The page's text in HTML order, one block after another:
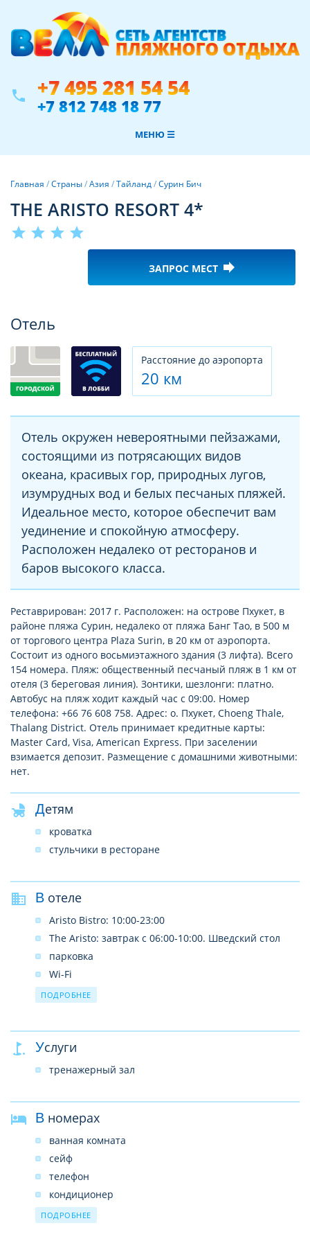
phone +7 495 281 54 54
+7 812 748 18 77
МЕНЮ ☰
Главная /Страны/Азия /Тайланд/Сурин Бич
THE ARISTO RESORT 4*
star star star star
ЗАПРОС МЕСТ forward
Отель
Расстояние до аэропорта
20 км
Отель окружен невероятными пейзажами,
состоящими из потрясающих видов
океана, красивых гор, природных лугов,
изумрудных вод и белых песчаных пляжей.
Идеальное место, которое обеспечит вам
уединение и спокойную атмосферу.
Расположен недалеко от ресторанов и
баров высокого класса.
Реставрирован: 2017 г. Расположен: на острове Пхукет, в
районе пляжа Сурин, недалеко от пляжа Банг Тао, в 500 м
от торгового центра Plaza Surin, в 20 км от аэропорта.
Состоит из одного восьмиэтажного здания (3 лифта). Всего
154 номера. Пляж: общественный песчаный пляж в 1 км от
отеля (3 береговая линия). Зонтики, шезлонги: платно.
Автобус на пляж ходит каждый час с 09:00. Номер
телефона: +66 76 608 758. Адрес: о. Пхукет, Choeng Thale,
Thalang District. Отель принимает кредитные карты:
Master Card, Visa, American Express. При заселении
взимается депозит. Размещение с домашними животными:
нет.
Детям
кроватка
стульчики в ресторане
В отеле
Aristo Bistro: 10:00-23:00
The Aristo: завтрак с 06:00-10:00. Шведский стол
парковка
Wi-Fi
3 открытых бассейна с пресной водой: на 1ом
этаже (25 кв.м), на 2ом этаже (35 кв.м), на 8ом этаже
ПОДРОБНЕЕ
Услуги
тренажерный зал
В номерах
ванная комната
сейф
телефон
кондиционер
фен
ПОДРОБНЕЕ